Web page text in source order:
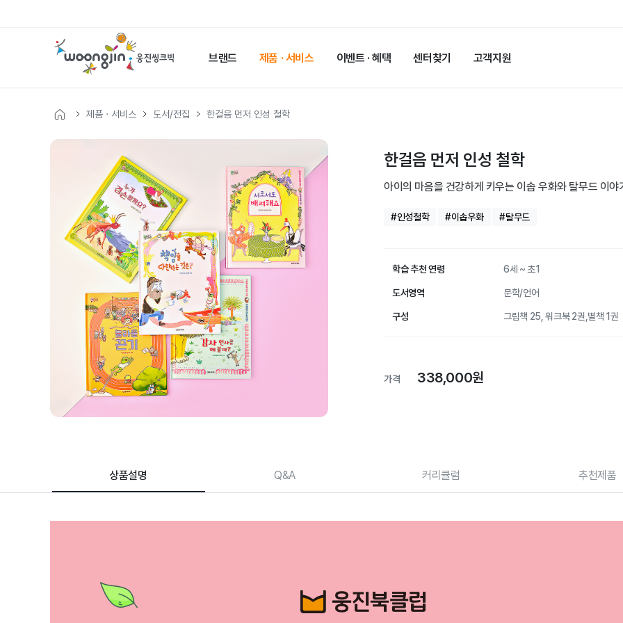
웅
진
크
빅
메
인
브랜드 제품 · 서비스 이벤트 · 혜택 센터찾기 고객지원
제품 · 서비스 도서/전집 한걸음 먼저 인성 철학
웅
크
페
한걸음 먼저 인성 철학
아이의 마음을 건강하게 키우는 이솝 우화와 탈무드 이야
#인성철학 #이솝우화 #탈무드
학습 추천 연령 6세 ~ 초1
도서영역 문학/언어
구성 그림책 25, 워크북 2권,별책 1권
가격 338,000원
상품설명 Q&A 커리큘럼 추천제품
한걸음 먼저 인성 철학 | 학습
상품 상세 설명